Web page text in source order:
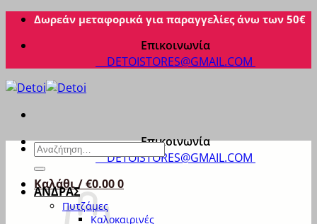
Μετάβαση
περιεχόμενο
Δωρεάν μεταφορικά για παραγγελίες άνω των 50€
Επικοινωνία
DETOISTORES@GMAIL.COM
Επικοινωνία
DETOISTORES@GMAIL.COM
Καλάθι /€0.000
Αναζήτηση
για:
ΑΝΔΡΑΣ
Πυτζάμες
Καλοκαιρινές